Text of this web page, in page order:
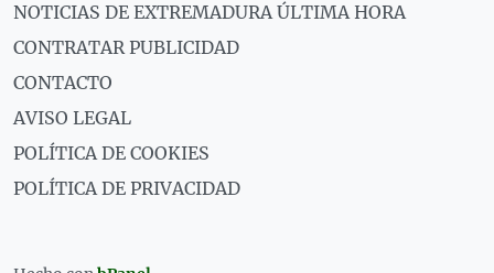
NOTICIAS DE EXTREMADURA ÚLTIMA HORA
CONTRATAR PUBLICIDAD
CONTACTO
AVISO LEGAL
POLÍTICA DE COOKIES
POLÍTICA DE PRIVACIDAD